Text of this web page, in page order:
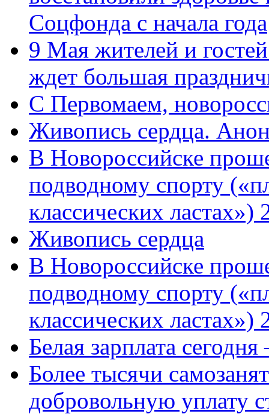
Соцфонда с начала года
9 Мая жителей и
ждет большая
C Первомаем,
Живопись сердца.
В Новороссийске
подводному спорту
классических
Живопись сердца
В Новороссийске
подводному спорту
классических ластах»)
Белая зарплата
Более тысячи
добровольную уплату